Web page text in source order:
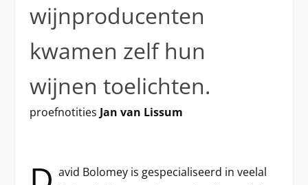
wijnproducenten
kwamen zelf hun
wijnen toelichten.
proefnotities Jan van Lissum
avid Bolomey is gespecialiseerd in veelal